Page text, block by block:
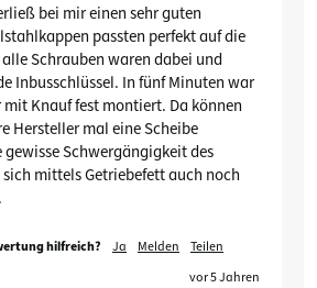
bei mir einen sehr guten
passten perfekt auf die
Schrauben waren dabei und
Inbusschlüssel. In fünf Minuten war
Knauf fest montiert. Da können
Hersteller mal eine Scheibe
Schwergängigkeit des
mittels Getriebefett auch noch
hilfreich? Ja Melden
Teilen
vor 5 Jahren